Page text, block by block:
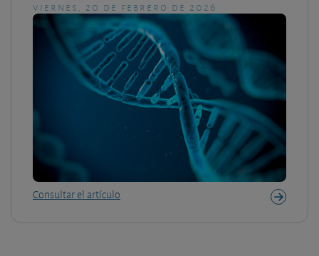
viernes, 20 de febrero de 2026
Consultar el artículo